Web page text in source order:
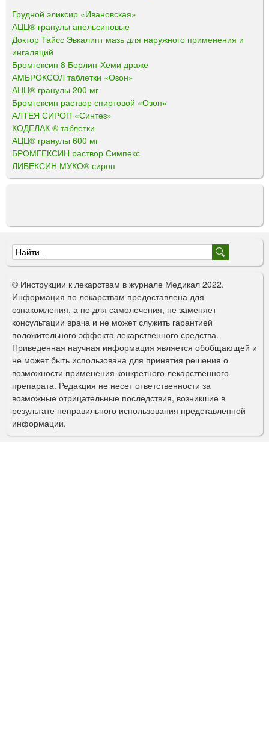
Грудной эликсир «Ивановская»
АЦЦ® гранулы апельсиновые
Доктор Тайсс Эвкалипт мазь для наружного применения и
ингаляций
Бромгексин 8 Берлин-Хеми драже
АМБРОКСОЛ таблетки «Озон»
АЦЦ® гранулы 200 мг
Бромгексин раствор спиртовой «Озон»
АЛТЕЯ СИРОП «Синтез»
КОДЕЛАК ® таблетки
АЦЦ® гранулы 600 мг
БРОМГЕКСИН раствор Симпекс
ЛИБЕКСИН МУКО® сироп
Ф
о
р
м
а
п
о
и
с
к
© Инструкции к лекарствам в журнале Медикал 2022.
Информация по лекарствам предоставлена для
ознакомления, а не для самолечения, не заменяет
консультации врача и не может служить гарантией
положительного эффекта лекарственного средства.
Приведенная научная информация является обобщающей и
не может быть использована для принятия решения о
возможности применения конкретного лекарственного
препарата. Редакция не несет ответственности за
возможные отрицательные последствия, возникшие в
результате неправильного использования представленной
информации.